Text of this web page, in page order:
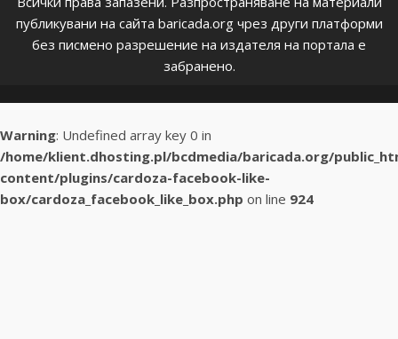
публикувани на сайта baricada.org чрез други платформи
без писмено разрешение на издателя на портала е
забранено.
Warning: Undefined array key 0 in
/home/klient.dhosting.pl/bcdmedia/baricada.org/
content/plugins/cardoza-facebook-like-
box/cardoza_facebook_like_box.php on line 924